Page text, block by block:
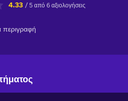
4.33 / 5 από 6 αξιολογήσεις
περιγραφή